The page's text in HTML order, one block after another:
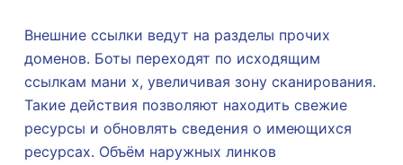
Внешние ссылки ведут на разделы прочих
доменов. Боты переходят по исходящим
ссылкам мани х, увеличивая зону сканирования.
Такие действия позволяют находить свежие
ресурсы и обновлять сведения о имеющихся
ресурсах. Объём наружных линков